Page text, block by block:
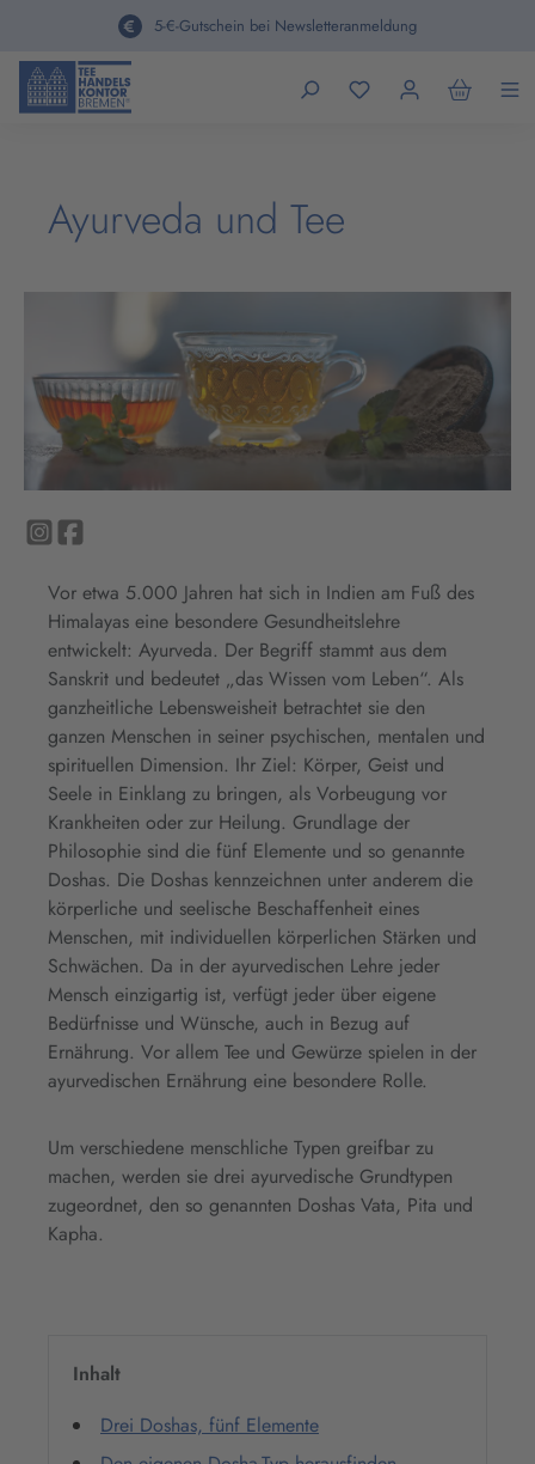
5-€-Gutschein bei Newsletteranmeldung
Ayurveda und Tee
Vor etwa 5.000 Jahren hat sich in Indien am Fuß des
Himalayas eine besondere Gesundheitslehre
entwickelt: Ayurveda. Der Begriff stammt aus dem
Sanskrit und bedeutet „das Wissen vom Leben“. Als
ganzheitliche Lebensweisheit betrachtet sie den
ganzen Menschen in seiner psychischen, mentalen und
spirituellen Dimension. Ihr Ziel: Körper, Geist und
Seele in Einklang zu bringen, als Vorbeugung vor
Krankheiten oder zur Heilung. Grundlage der
Philosophie sind die fünf Elemente und so genannte
Doshas. Die Doshas kennzeichnen unter anderem die
körperliche und seelische Beschaffenheit eines
Menschen, mit individuellen körperlichen Stärken und
Schwächen. Da in der ayurvedischen Lehre jeder
Mensch einzigartig ist, verfügt jeder über eigene
Bedürfnisse und Wünsche, auch in Bezug auf
Ernährung. Vor allem Tee und Gewürze spielen in der
ayurvedischen Ernährung eine besondere Rolle.
Um verschiedene menschliche Typen greifbar zu
machen, werden sie drei ayurvedische Grundtypen
zugeordnet, den so genannten Doshas Vata, Pita und
Kapha.
Inhalt
Drei Doshas, fünf Elemente